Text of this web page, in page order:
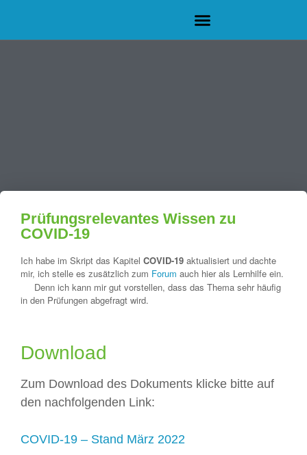
Prüfungsrelevantes Wissen zu
COVID-19
Ich habe im Skript das Kapitel COVID-19 aktualisiert und dachte
mir, ich stelle es zusätzlich zum Forum auch hier als Lernhilfe ein.
Denn ich kann mir gut vorstellen, dass das Thema sehr häufig
in den Prüfungen abgefragt wird.
Download
Zum Download des Dokuments klicke bitte auf
den nachfolgenden Link:
COVID-19 – Stand März 2022